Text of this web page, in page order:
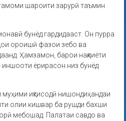
шароити зарурӣ таъмин
бунёд гардидааст. Он пурра
ороишӣ фазои зебо ва
Ҳамзамон, барои нақлиёти
иншооти ёрирасон низ бунёд
иқтисодӣ нишондиҳандаи
олии кишвар ба рушди бахши
мебошад. Палатаи савдо ва